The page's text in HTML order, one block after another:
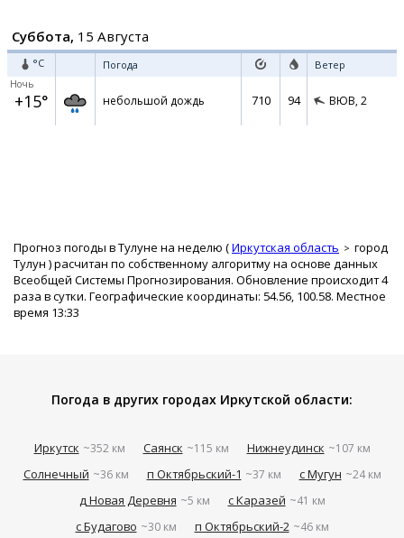
Суббота, 15 Августа
°C Погода Ветер
Ночь
+15° небольшой дождь 710 94 ВЮВ, 2
Прогноз погоды в Тулуне на неделю (Иркутская область
город
Тулун ) расчитан по собственному алгоритму на основе данных
Всеобщей Системы Прогнозирования. Обновление происходит 4
раза в сутки. Географические координаты: 54.56, 100.58. Местное
время 13:33
Погода в других городах Иркутской области:
Иркутск ~352 км Саянск ~115 км Нижнеудинск ~107 км
Солнечный ~36 км п Октябрьский-1 ~37 км с Мугун ~24 км
д Новая Деревня ~5 км с Каразей ~41 км
с Будагово ~30 км п Октябрьский-2 ~46 км